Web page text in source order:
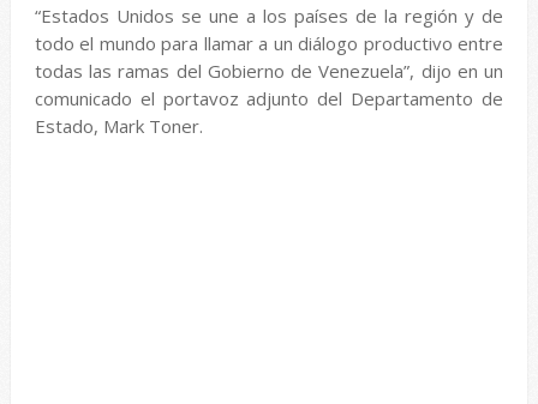
“Estados Unidos se une a los países de la región y de
todo el mundo para llamar a un diálogo productivo entre
todas las ramas del Gobierno de Venezuela”, dijo en un
comunicado el portavoz adjunto del Departamento de
Estado, Mark Toner.